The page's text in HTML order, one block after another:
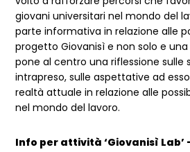
giovani universitari nel mondo del
parte informativa in relazione alle
progetto Giovanisì e non solo e
pone al centro una riflessione sulle
intrapreso, sulle aspettative ad
realtà attuale in relazione alle
nel mondo del lavoro.
Info per attività ‘Giovanisì Lab’